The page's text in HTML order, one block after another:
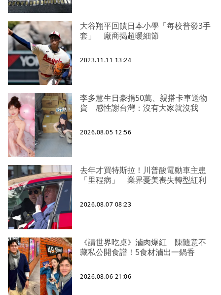
大谷翔平回饋日本小學「每校普發3手
套」 廠商揭超暖細節
2023.11.11 13:24
李多慧生日豪捐50萬、親搭卡車送物
資 感性謝台灣：沒有大家就沒我
2026.08.05 12:56
去年才買特斯拉！川普酸電動車主患
「里程病」 業界憂美喪失轉型紅利
2026.08.07 08:23
《請世界吃桌》滷肉爆紅 陳隨意不
藏私公開食譜！5食材滷出一鍋香
2026.08.06 21:06